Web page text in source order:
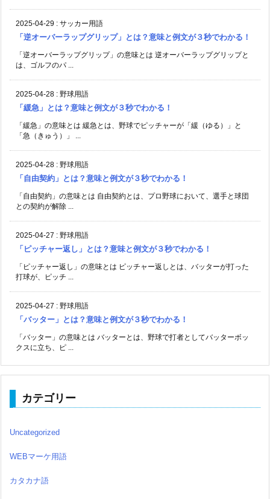
2025-04-29 : サッカー用語
「逆オーバーラップグリップ」とは？意味と例文が３秒でわかる！
「逆オーバーラップグリップ」の意味とは 逆オーバーラップグリップと
は、ゴルフのパ ...
2025-04-28 : 野球用語
「緩急」とは？意味と例文が３秒でわかる！
「緩急」の意味とは 緩急とは、野球でピッチャーが「緩（ゆる）」と
「急（きゅう）」 ...
2025-04-28 : 野球用語
「自由契約」とは？意味と例文が３秒でわかる！
「自由契約」の意味とは 自由契約とは、プロ野球において、選手と球団
との契約が解除 ...
2025-04-27 : 野球用語
「ピッチャー返し」とは？意味と例文が３秒でわかる！
「ピッチャー返し」の意味とは ピッチャー返しとは、バッターが打った
打球が、ピッチ ...
2025-04-27 : 野球用語
「バッター」とは？意味と例文が３秒でわかる！
「バッター」の意味とは バッターとは、野球で打者としてバッターボッ
クスに立ち、ピ ...
カテゴリー
Uncategorized
WEBマーケ用語
カタカナ語